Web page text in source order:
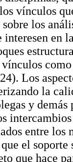
vínculos
los
interesen en
Los
la
y
entre los
el
que hace